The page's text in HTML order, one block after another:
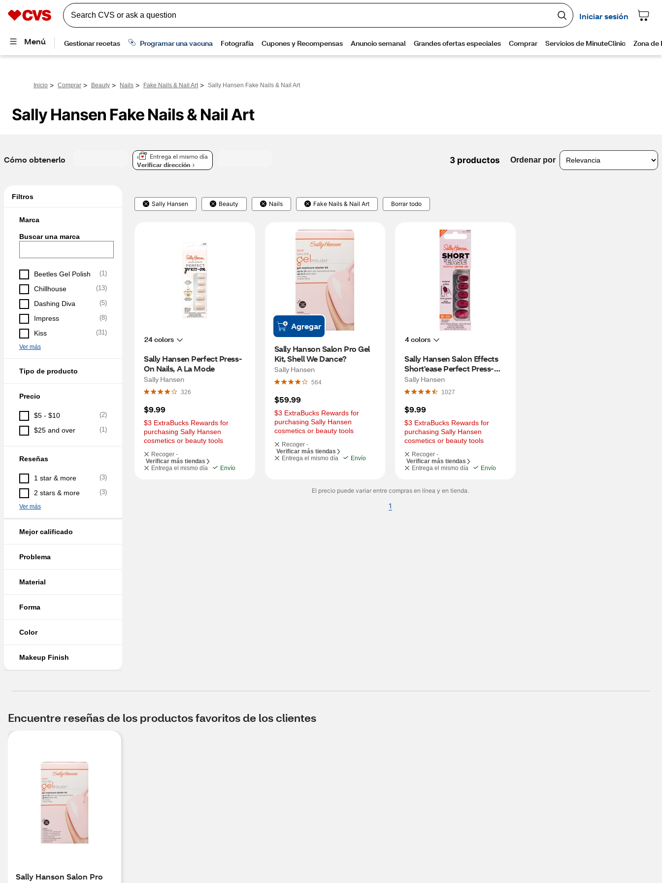
Inicio > Comprar > Beauty > Nails > Fake Nails & Nail Art > Sally Hansen Fake Nails & Nail Art
Sally Hansen Fake Nails & Nail Art
Cómo obtenerlo
Entrega el mismo día
Verificar dirección
3 productos Ordenar por
Filtros
Marca
Buscar una marca
Beetles Gel Polish (1)
Chillhouse (13)
Dashing Diva (5)
Impress (8)
Kiss (31)
Ver más
Tipo de producto
Precio
$5 - $10 (2)
$25 and over (1)
Reseñas
1 star & more (3)
2 stars & more (3)
Ver más
Mejor calificado
Problema
Material
Forma
Color
Makeup Finish
Sally Hansen Beauty Nails Fake Nails & Nail Art Borrar todo
24 colors
Sally Hansen Perfect Press-
On Nails, A La Mode
Sally Hansen
326
$9.99
$3 ExtraBucks Rewards for
purchasing Sally Hansen
cosmetics or beauty tools
Recoger -
Verificar más tiendas
Entrega el mismo día
Envío
Agregar
Sally Hanson Salon Pro Gel
Kit, Shell We Dance?
Sally Hansen
564
$59.99
$3 ExtraBucks Rewards for
purchasing Sally Hansen
cosmetics or beauty tools
Recoger -
Verificar más tiendas
Entrega el mismo día
Envío
4 colors
Sally Hansen Salon Effects
Short'ease Perfect Press-
Ons, Short Queen
Sally Hansen
1027
$9.99
$3 ExtraBucks Rewards for
purchasing Sally Hansen
cosmetics or beauty tools
Recoger -
Verificar más tiendas
Entrega el mismo día
Envío
El precio puede variar entre compras en línea y en tienda.
1
Encuentre reseñas de los productos favoritos de los clientes
Sally Hanson Salon Pro